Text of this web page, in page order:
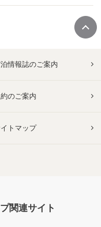
情報誌のご案内
のご案内
トマップ
関連サイト